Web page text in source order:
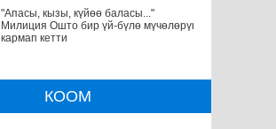
"Апасы, кызы, күйөө баласы..."
Милиция Ошто бир үй-бүлө мүчөлөрүн
кармап кетти
КООМ